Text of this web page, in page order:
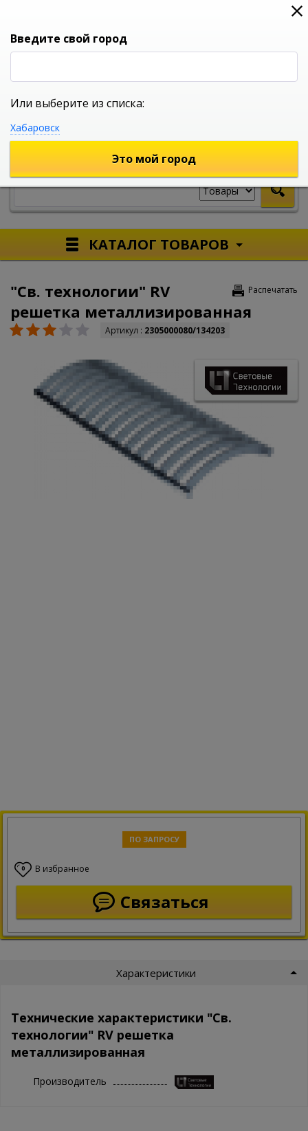
0
УНИВЕРСАЛЬНЫЙ ИНТЕРНЕТ МАГАЗИН
КАТАЛОГ ТОВАРОВ
Распечатать
"Св. технологии" RV
решетка металлизированная
Артикул : 2305000080/134203
ПО ЗАПРОСУ
0 В избранное
Связаться
Характеристики
Технические характеристики "Св.
технологии" RV решетка
металлизированная
Производитель
Введите свой город
Или выберите из списка:
Хабаровск
Это мой город